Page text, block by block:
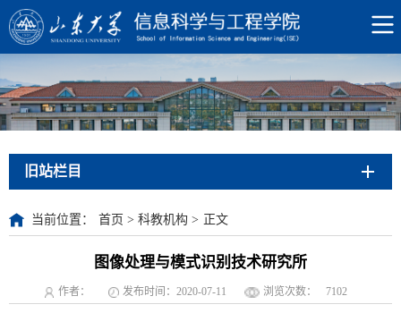
旧站栏目
当前位置： 首页 > 科教机构 > 正文
图像处理与模式识别技术研究所
作者： 发布时间：2020-07-11 浏览次数： 7102